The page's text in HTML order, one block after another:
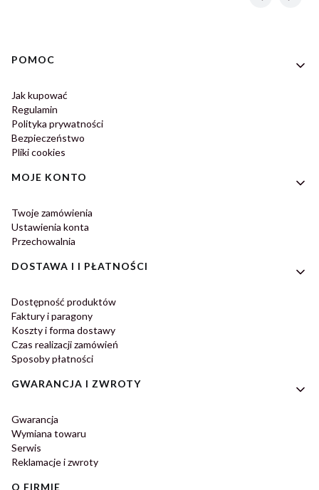
Linki w stopce
POMOC
Jak kupować
Regulamin
Polityka prywatności
Bezpieczeństwo
Pliki cookies
MOJE KONTO
Twoje zamówienia
Ustawienia konta
Przechowalnia
DOSTAWA I I PŁATNOŚCI
Dostępność produktów
Faktury i paragony
Koszty i forma dostawy
Czas realizacji zamówień
Sposoby płatności
GWARANCJA I ZWROTY
Gwarancja
Wymiana towaru
Serwis
Reklamacje i zwroty
O FIRMIE